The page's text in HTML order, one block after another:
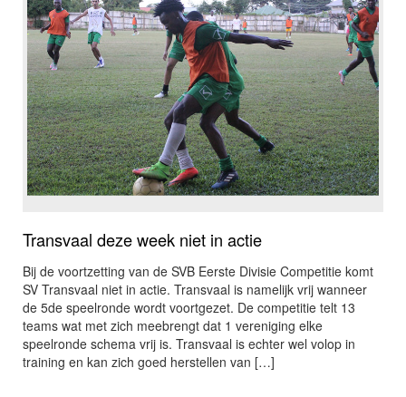
Transvaal deze week niet in actie
Bij de voortzetting van de SVB Eerste Divisie Competitie komt
SV Transvaal niet in actie. Transvaal is namelijk vrij wanneer
de 5de speelronde wordt voortgezet. De competitie telt 13
teams wat met zich meebrengt dat 1 vereniging elke
speelronde schema vrij is. Transvaal is echter wel volop in
training en kan zich goed herstellen van […]